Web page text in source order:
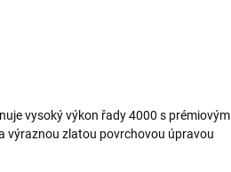
vysoký výkon řady 4000 s prémiovým
výraznou zlatou povrchovou úpravou